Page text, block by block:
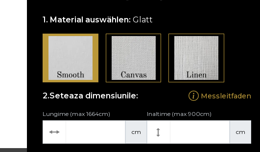
Material auswählen:Glatt
Seteaza dimensiunile: Messleitfaden
cm
Lungime (max 1664cm)
cm
Inaltime (max 900cm)